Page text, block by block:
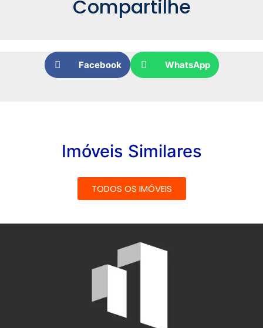
Compartilhe
Facebook WhatsApp
Imóveis Similares
TODOS OS IMÓVEIS